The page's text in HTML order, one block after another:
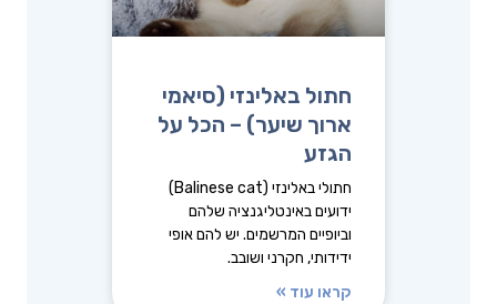
חתול באלינזי (סיאמי
ארוך שיער) – הכל על
הגזע
חתולי באלינזי (Balinese cat)
ידועים באינטליגנציה שלהם
וביופיים המרשמים. יש להם אופי
ידידותי, חקרני ושובב.
קראו עוד »